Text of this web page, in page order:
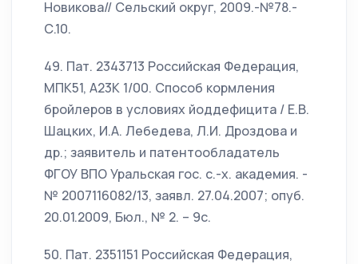
Новикова// Сельский округ, 2009.-№78.-
С.10.
49. Пат. 2343713 Российская Федерация,
МПК51, А23К 1/00. Способ кормления
бройлеров в условиях йоддефицита / Е.В.
Шацких, И.А. Лебедева, Л.И. Дроздова и
др.; заявитель и патентообладатель
ФГОУ ВПО Уральская гос. с.-х. академия. -
№ 2007116082/13, заявл. 27.04.2007; опуб.
20.01.2009, Бюл., № 2. – 9с.
50. Пат. 2351151 Российская Федерация,